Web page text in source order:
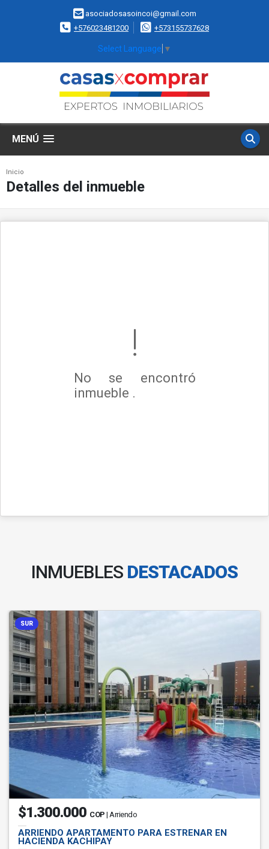
asociadosasoincoi@gmail.com
+576023481200
+573155737628
Select Language ▼
MENÚ
Inicio
Detalles del inmueble
No se encontró
inmueble .
INMUEBLES DESTACADOS
SUR
$1.300.000 COP | Arriendo
ARRIENDO APARTAMENTO PARA ESTRENAR EN
HACIENDA KACHIPAY